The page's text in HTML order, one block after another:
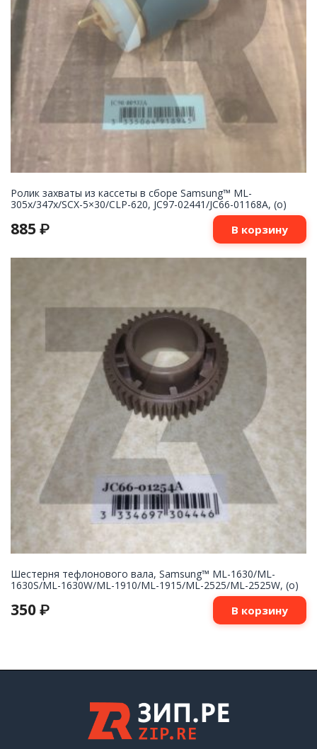
Ролик захваты из кассеты в сборе Samsung™ ML-
305x/347x/SCX-5×30/CLP-620, JC97-02441/JC66-01168A, (o)
885 ₽ В корзину
Шестерня тефлонового вала, Samsung™ ML-1630/ML-
1630S/ML-1630W/ML-1910/ML-1915/ML-2525/ML-2525W, (о)
350 ₽ В корзину